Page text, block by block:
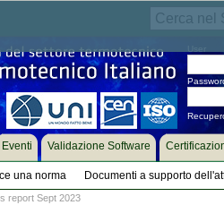
una norma Documenti a supporto
Eventi Validazione Software
report Sept 2023